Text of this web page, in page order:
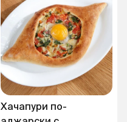
Хачапури по-